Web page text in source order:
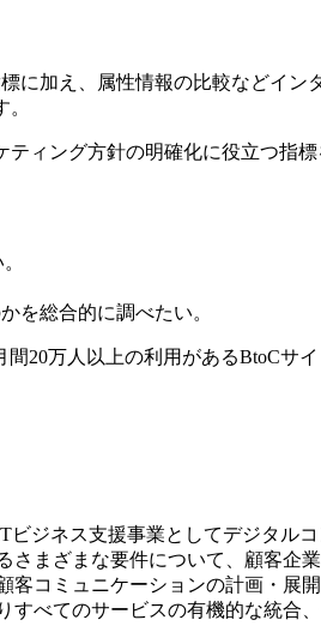
に加え、属性情報の比較などイ
ィング方針の明確化に役立つ指標
を総合的に調べたい。
20万人以上の利用があるBtoCサイ
ジネス支援事業としてデジタル
まざまな要件について、顧客企
コミュニケーションの計画・展
べてのサービスの有機的な統